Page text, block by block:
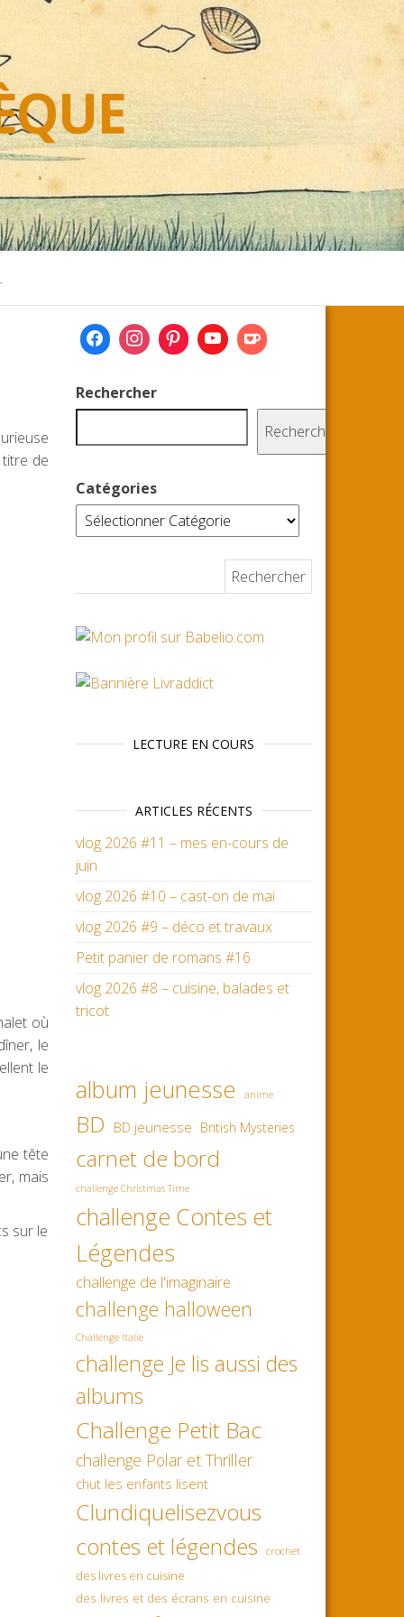
de
où
le
le
tête
mais
sur le
Rechercher
Rechercher
Catégories
LECTURE EN COURS
ARTICLES RÉCENTS
vlog 2026 #11 – mes en-cours de
juin
vlog 2026 #10 – cast-on de mai
vlog 2026 #9 – déco et travaux
Petit panier de romans #16
vlog 2026 #8 – cuisine, balades et
tricot
album jeunesse anime
BD BD jeunesse British Mysteries
carnet de bord
challenge Christmas Time
challenge Contes et
Légendes
challenge de l'imaginaire
challenge halloween
Challenge Italie
challenge Je lis aussi des
albums
Challenge Petit Bac
challenge Polar et Thriller
chut les enfants lisent
Clundiquelisezvous
contes et légendes
crochet
des livres en cuisine
des livres et des écrans en cuisine